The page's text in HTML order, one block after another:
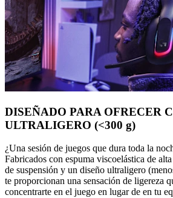
DISEÑADO PARA OFRECER
ULTRALIGERO (<300 g)
¿Una sesión de juegos que dura toda la
Fabricados con espuma viscoelástica de
de suspensión y un diseño ultraligero
te proporcionan una sensación de ligereza
concentrarte en el juego en lugar de en tu